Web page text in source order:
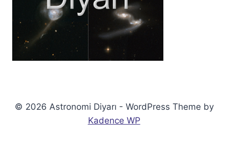
© 2026 Astronomi Diyarı - WordPress Theme by
Kadence WP